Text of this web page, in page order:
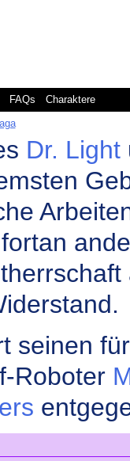
FAQs
Charaktere
Dr. Light
seinen
Roboter